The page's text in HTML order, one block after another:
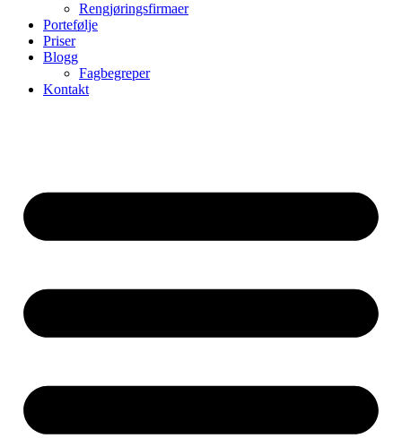
Rengjøringsfirmaer
Portefølje
Priser
Blogg
Fagbegreper
Kontakt